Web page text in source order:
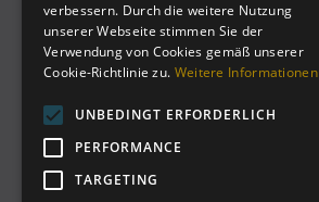
verbessern. Durch die weitere Nutzung
unserer Webseite stimmen Sie der
Verwendung von Cookies gemäß unserer
Cookie-Richtlinie zu. Weitere Informationen
UNBEDINGT ERFORDERLICH
PERFORMANCE
TARGETING